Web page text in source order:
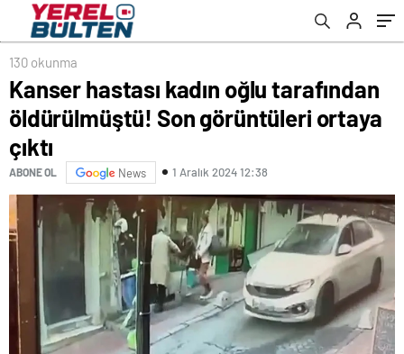
130 okunma
Kanser hastası kadın oğlu tarafından
öldürülmüştü! Son görüntüleri ortaya
çıktı
ABONE OL News 1 Aralık 2024 12:38